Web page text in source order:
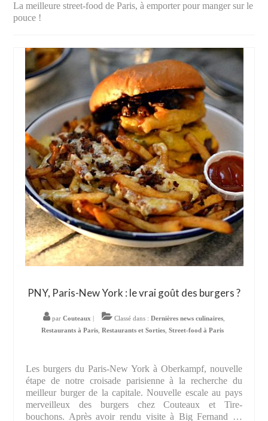
Restaurants – Sorties
La meilleure street-food de Paris, à emporter pour manger sur le
pouce !
PNY, Paris-New York : le vrai goût des burgers ?
par Couteaux Classé dans : Dernières news culinaires
Restaurants à Paris Restaurants et Sorties Street-food à Paris
Les burgers du Paris-New York à Oberkampf, nouvelle
étape de notre croisade parisienne à la recherche du
meilleur burger de la capitale. Nouvelle escale au pays
merveilleux des burgers chez Couteaux et Tire-
bouchons. Après avoir rendu visite à Big Fernand …